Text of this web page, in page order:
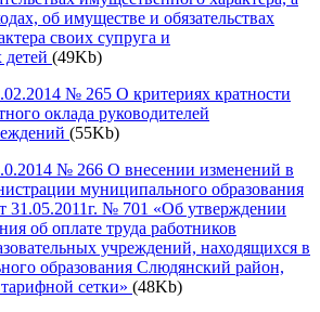
об имуществе и обязательствах
своих супруга и
(49Kb)
№ 265 О критериях кратности
оклада руководителей
(55Kb)
№ 266 О внесении изменений в
муниципального образования
31.05.2011г. № 701 «Об утверждении
об оплате труда работников
учреждений, находящихся в
образования Слюдянский район,
сетки» (48Kb)